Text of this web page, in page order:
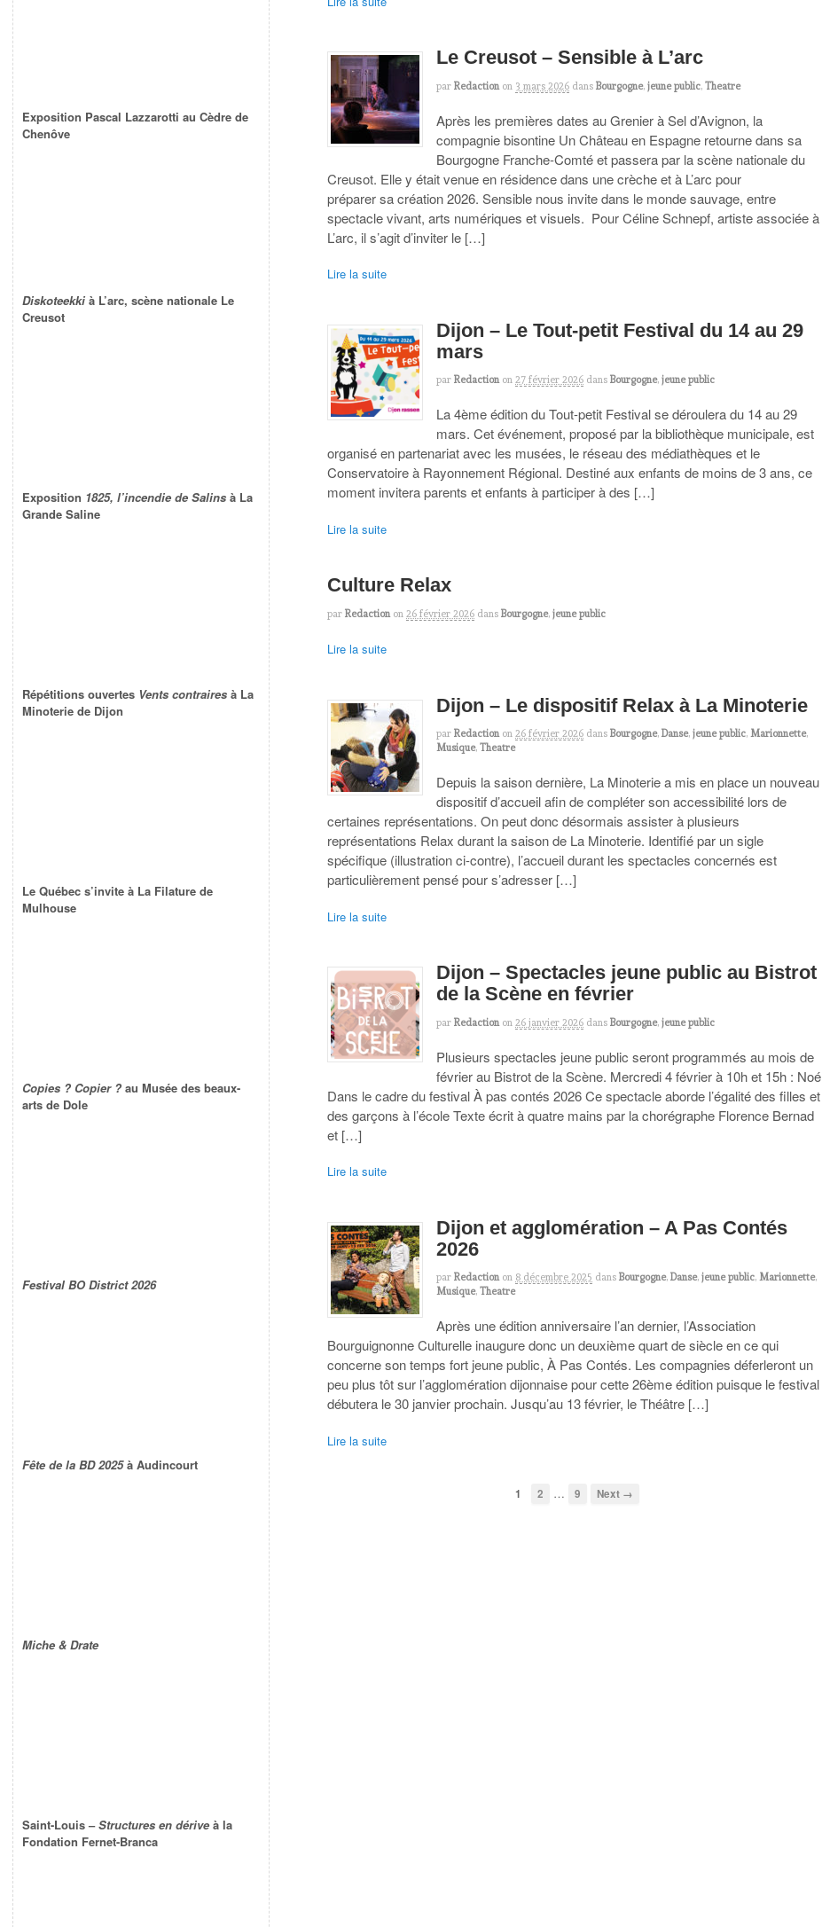
Le Creusot – Sensible à L’arc
par Redaction on 3 mars 2026 dans Bourgogne,jeune public,Theatre
Après les premières dates au Grenier à Sel d’Avignon, la
compagnie bisontine Un Château en Espagne retourne dans sa
Bourgogne Franche-Comté et passera par la scène nationale du
Creusot. Elle y était venue en résidence dans une crèche et à L’arc pour
préparer sa création 2026. Sensible nous invite dans le monde sauvage, entre
spectacle vivant, arts numériques et visuels. Pour Céline Schnepf, artiste associée à
L’arc, il s’agit d’inviter le […]
Lire la suite
Dijon – Le Tout-petit Festival du 14 au 29
mars
par Redaction on 27 février 2026 dans Bourgogne,jeune public
La 4ème édition du Tout-petit Festival se déroulera du 14 au 29
mars. Cet événement, proposé par la bibliothèque municipale, est
organisé en partenariat avec les musées, le réseau des médiathèques et le
Conservatoire à Rayonnement Régional. Destiné aux enfants de moins de 3 ans, ce
moment invitera parents et enfants à participer à des […]
Lire la suite
Culture Relax
par Redaction on 26 février 2026 dans Bourgogne,jeune public
Lire la suite
Dijon – Le dispositif Relax à La Minoterie
par Redaction on 26 février 2026 dans Bourgogne,Danse,jeune public,Marionnette,
Musique,Theatre
Depuis la saison dernière, La Minoterie a mis en place un nouveau
dispositif d’accueil afin de compléter son accessibilité lors de
certaines représentations. On peut donc désormais assister à plusieurs
représentations Relax durant la saison de La Minoterie. Identifié par un sigle
spécifique (illustration ci-contre), l’accueil durant les spectacles concernés est
particulièrement pensé pour s’adresser […]
Lire la suite
Dijon – Spectacles jeune public au Bistrot
de la Scène en février
par Redaction on 26 janvier 2026 dans Bourgogne,jeune public
Plusieurs spectacles jeune public seront programmés au mois de
février au Bistrot de la Scène. Mercredi 4 février à 10h et 15h : Noé
Dans le cadre du festival À pas contés 2026 Ce spectacle aborde l’égalité des filles et
des garçons à l’école Texte écrit à quatre mains par la chorégraphe Florence Bernad
et […]
Lire la suite
Dijon et agglomération – A Pas Contés
2026
par Redaction on 8 décembre 2025 dans Bourgogne,Danse,jeune public,Marionnette,
Musique,Theatre
Après une édition anniversaire l’an dernier, l’Association
Bourguignonne Culturelle inaugure donc un deuxième quart de siècle en ce qui
concerne son temps fort jeune public, À Pas Contés. Les compagnies déferleront un
peu plus tôt sur l’agglomération dijonnaise pour cette 26ème édition puisque le festival
débutera le 30 janvier prochain. Jusqu’au 13 février, le Théâtre […]
Lire la suite
1 2 … 9 Next →
Exposition Pascal Lazzarotti au Cèdre de
Chenôve
Diskoteekki à L’arc, scène nationale Le
Creusot
Exposition 1825, l’incendie de Salins à La
Grande Saline
Répétitions ouvertes Vents contraires à La
Minoterie de Dijon
Le Québec s’invite à La Filature de
Mulhouse
Copies ? Copier ? au Musée des beaux-
arts de Dole
Festival BO District 2026
Fête de la BD 2025à Audincourt
Miche & Drate
Saint-Louis –Structures en dérive à la
Fondation Fernet-Branca